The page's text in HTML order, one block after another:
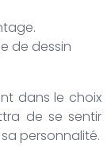
de dessin
dans le choix
de se sentir
personnalité.